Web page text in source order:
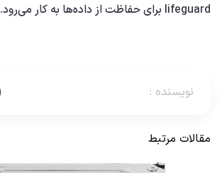
lifeguard برای حفاظت از داده‌ها به کار می‌رود.
نویسنده :
مقالات مرتبط